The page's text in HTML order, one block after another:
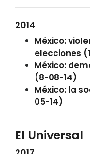
2014
México:
elecciones
México:
(8-08-14)
México: la
05-14)
El Universal